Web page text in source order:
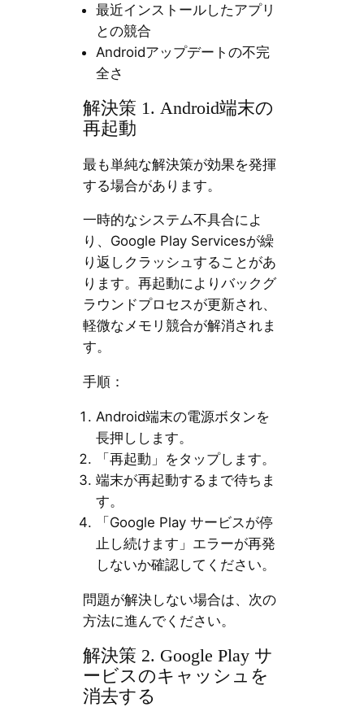
最近インストールしたアプリ
との競合
Androidアップデートの不完
全さ
解決策 1. Android端末の
再起動
最も単純な解決策が効果を発揮
する場合があります。
一時的なシステム不具合によ
り、Google Play Servicesが繰
り返しクラッシュすることがあ
ります。再起動によりバックグ
ラウンドプロセスが更新され、
軽微なメモリ競合が解消されま
す。
手順：
Android端末の電源ボタンを
長押しします。
「再起動」をタップします。
端末が再起動するまで待ちま
す。
「Google Play サービスが停
止し続けます」エラーが再発
しないか確認してください。
問題が解決しない場合は、次の
方法に進んでください。
解決策 2. Google Play サ
ービスのキャッシュを
消去する